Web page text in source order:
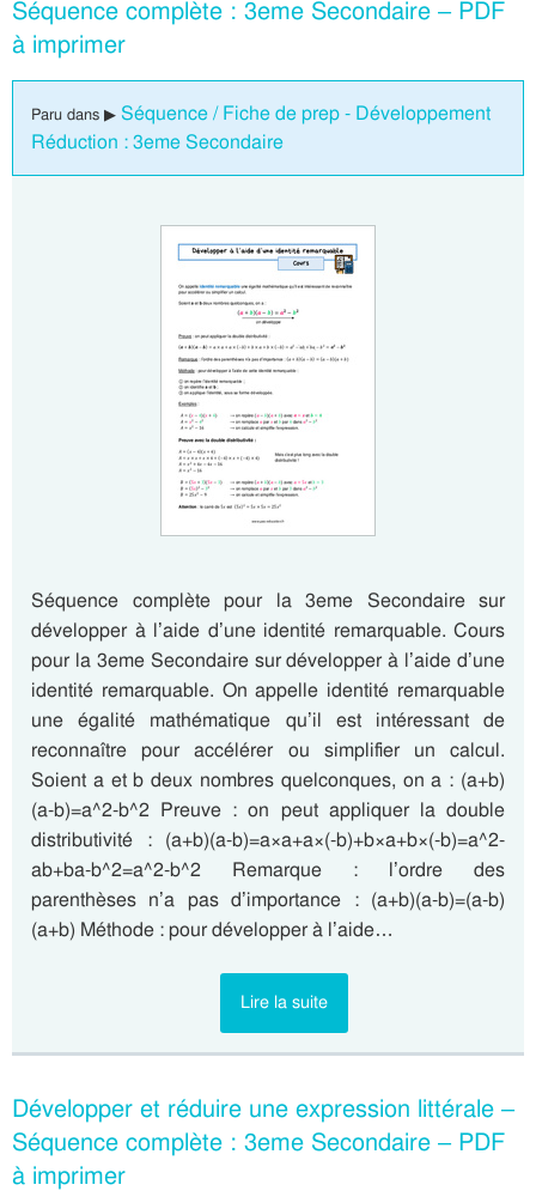
Séquence complète : 3eme Secondaire – PDF
à imprimer
Paru dans ▶ Séquence / Fiche de prep - Développement
Réduction : 3eme Secondaire
Séquence complète pour la 3eme Secondaire sur
développer à l’aide d’une identité remarquable. Cours
pour la 3eme Secondaire sur développer à l’aide d’une
identité remarquable. On appelle identité remarquable
une égalité mathématique qu’il est intéressant de
reconnaître pour accélérer ou simplifier un calcul.
Soient a et b deux nombres quelconques, on a : (a+b)
(a-b)=a^2-b^2 Preuve : on peut appliquer la double
distributivité : (a+b)(a-b)=a×a+a×(-b)+b×a+b×(-b)=a^2-
ab+ba-b^2=a^2-b^2 Remarque : l’ordre des
parenthèses n’a pas d’importance : (a+b)(a-b)=(a-b)
(a+b) Méthode : pour développer à l’aide…
Lire la suite
Développer et réduire une expression littérale –
Séquence complète : 3eme Secondaire – PDF
à imprimer